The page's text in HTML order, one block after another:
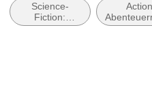
Illustrationen
Jens Maria Weber
Science-
Fiction:
Weltraumoper,